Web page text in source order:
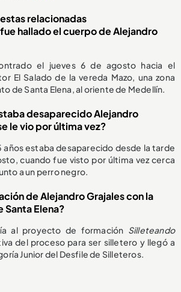
relacionadas
hallado el cuerpo de Alejandro
el jueves 6 de agosto hacia el
El Salado de la vereda Mazo, una zona
de Santa Elena, al oriente de Medellín.
desaparecido Alejandro
le vio por última vez?
años estaba desaparecido desde la tarde
cuando fue visto por última vez cerca
a un perro negro.
de Alejandro Grajales con la
Elena?
al proyecto de formación Silleteando
del proceso para ser silletero y llegó a
Junior del Desfile de Silleteros.